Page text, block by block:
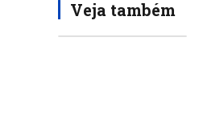
Veja também